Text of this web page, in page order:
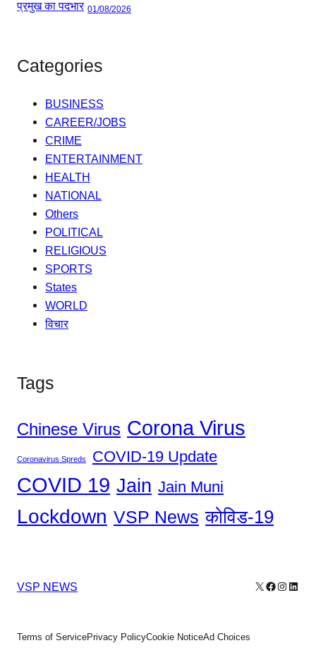
01/08/2026
Categories
BUSINESS
CAREER/JOBS
CRIME
ENTERTAINMENT
HEALTH
NATIONAL
Others
POLITICAL
RELIGIOUS
SPORTS
States
WORLD
विचार
Tags
Chinese Virus Corona Virus
Coronavirus Spreds COVID-19 Update
COVID 19 Jain Jain Muni
Lockdown VSP News कोविड-19
VSP NEWS X Facebook
Terms of ServicePrivacy PolicyCookie NoticeAd Choices